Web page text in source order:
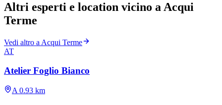
Altri esperti e location vicino a Acqui
Terme
Vedi altro a Acqui Terme
AT
Atelier Foglio Bianco
A 0.93 km